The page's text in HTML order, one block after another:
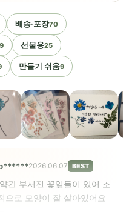
배송·포장70
선물용25
만들기 쉬움9
2026.06.07 BEST
간 부서진 꽃잎들이 있어 조
으로 모양이 잘 살아있어요